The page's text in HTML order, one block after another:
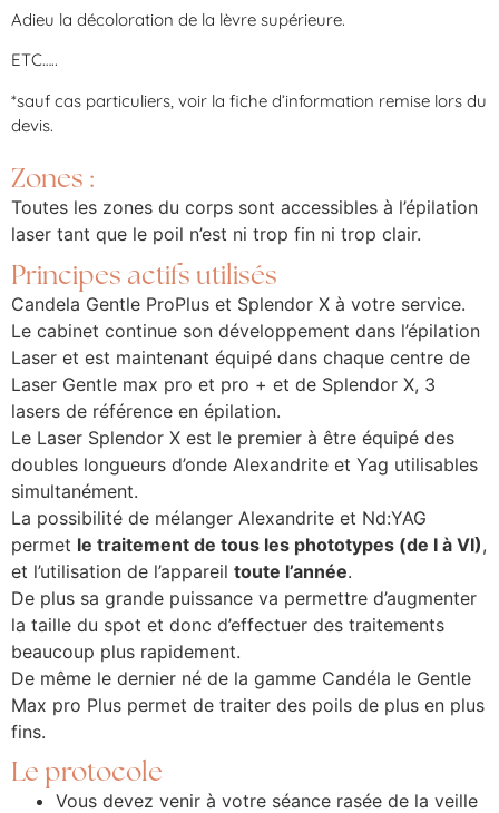
Adieu la décoloration de la lèvre supérieure.
ETC…..
*sauf cas particuliers, voir la fiche d’information remise lors du
devis.
Zones :
Toutes les zones du corps sont accessibles à l’épilation
laser tant que le poil n’est ni trop fin ni trop clair.
Principes actifs utilisés
Candela Gentle ProPlus et Splendor X à votre service.
Le cabinet continue son développement dans l’épilation
Laser et est maintenant équipé dans chaque centre de
Laser Gentle max pro et pro + et de Splendor X, 3
lasers de référence en épilation.
Le Laser Splendor X est le premier à être équipé des
doubles longueurs d’onde Alexandrite et Yag utilisables
simultanément.
La possibilité de mélanger Alexandrite et Nd:YAG
permet le traitement de tous les phototypes (de I à VI),
et l’utilisation de l’appareil toute l’année.
De plus sa grande puissance va permettre d’augmenter
la taille du spot et donc d’effectuer des traitements
beaucoup plus rapidement.
De même le dernier né de la gamme Candéla le Gentle
Max pro Plus permet de traiter des poils de plus en plus
fins.
Le protocole
Vous devez venir à votre séance rasée de la veille